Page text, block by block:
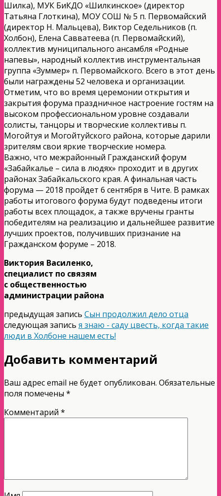
Шилка), МУК БиКДО «Шилкинское» (директор
Татьяна Глоткина), МОУ СОШ № 5 п. Первомайский
(директор Н. Мальцева), Виктор Седельников (п.
Холбон), Елена Савватеева (п. Первомайский),
коллектив муниципального ансамбля «Родные
напевы», народный коллектив инструментальная
группа «Зуммер» п. Первомайского. Всего в этот день
были награждены 52 человека и организации.
Отметим, что во время церемонии открытия и
закрытия форума праздничное настроение гостям на
высоком профессиональном уровне создавали
солисты, танцоры и творческие коллективы п.
Могойтуя и Могойтуйского района, которые дарили
зрителям свои яркие творческие номера.
Важно, что межрайонный Гражданский форум
«Забайкалье – сила в людях» проходит и в других
районах Забайкальского края. А финальная часть
форума — 2018 пройдет 6 сентября в Чите. В рамках
работы итогового форума будут подведены итоги
работы всех площадок, а также вручены гранты
победителям на реализацию и дальнейшее развитие
лучших проектов, получивших признание на
Гражданском форуме – 2018.
Виктория Василенко,
специалист по связям
с общественностью
администрации района
предыдущая запись Сын продолжил дело отца
следующая запись я знаю - саду цвесть, когда такие
люди в Холбоне нашем есть!
Добавить комментарий
Ваш адрес email не будет опубликован. Обязательные
поля помечены *
Комментарий *